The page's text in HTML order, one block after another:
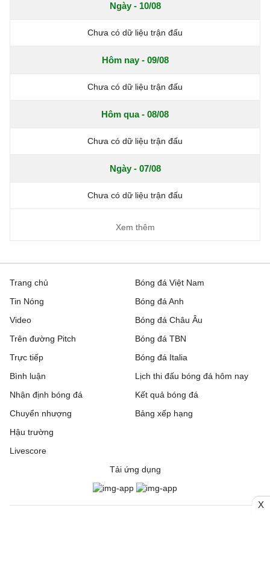
Ngày - 10/08
Chưa có dữ liệu trận đấu
Hôm nay - 09/08
Chưa có dữ liệu trận đấu
Hôm qua - 08/08
Chưa có dữ liệu trận đấu
Ngày - 07/08
Chưa có dữ liệu trận đấu
Xem thêm
Trang chủ
Tin Nóng
Video
Trên đường Pitch
Trực tiếp
Bóng đá Việt Nam
Bóng đá Anh
Bóng đá Châu Âu
Bóng đá TBN
Bóng đá Italia
Bình luận
Nhận định bóng đá
Chuyển nhượng
Hậu trường
Livescore
Lịch thi đấu bóng đá hôm nay
Kết quả bóng đá
Bảng xếp hạng
Tải ứng dụng
X